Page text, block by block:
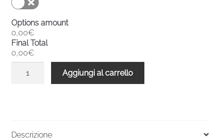
Options amount
0,00€
Final Total
0,00€
Aggiungi al carrello
Descrizione